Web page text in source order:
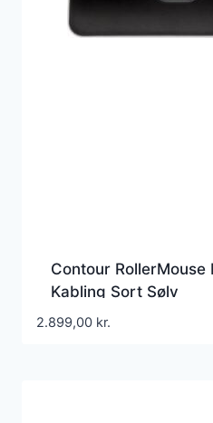
Contour RollerMouse
Kabling Sort Sølv
2.899,00 kr.